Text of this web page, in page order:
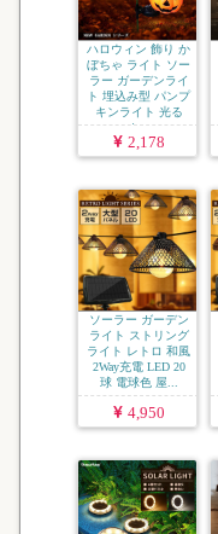
ハロウィン 飾り か
ぼちゃ ライト ソー
ラー ガーデンライ
ト 埋込み型 パンプ
キンライト 光る
カ...
2,178
ソーラー ガーデン
ライト ストリング
ライト レトロ 和風
2Way充電 LED 20
球 電球色 屋...
4,950